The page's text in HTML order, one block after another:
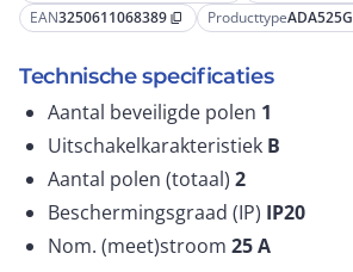
EAN3250611068389 content_copy ProducttypeADA525G
Technische specificaties
Aantal beveiligde polen 1
Uitschakelkarakteristiek B
Aantal polen (totaal) 2
Beschermingsgraad (IP) IP20
Nom. (meet)stroom 25A